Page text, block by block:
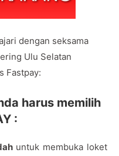
dengan seksama
Ulu Selatan
Fastpay:
harus memilih
:
untuk membuka loket